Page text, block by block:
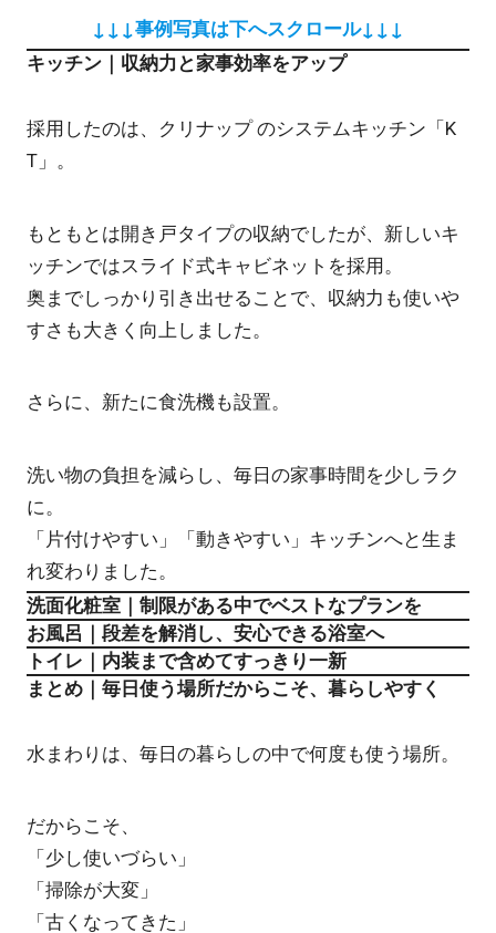
↓↓↓事例写真は下へスクロール↓↓↓
キッチン｜収納力と家事効率をアップ
採用したのは、
クリナップ のシステムキッチン「K
T」 。
もともとは開き戸タイプの収納でしたが、新しいキ
ッチンではスライド式キャビネットを採用。
奥までしっかり引き出せることで、収納力も使いや
すさも大きく向上しました。
さらに、新たに食洗機も設置。
洗い物の負担を減らし、毎日の家事時間を少しラク
に。
「片付けやすい」「動きやすい」キッチンへと生ま
れ変わりました。
洗面化粧室｜制限がある中でベストなプランを
お風呂｜段差を解消し、安心できる浴室へ
トイレ｜内装まで含めてすっきり一新
まとめ｜毎日使う場所だからこそ、暮らしやすく
水まわりは、毎日の暮らしの中で何度も使う場所。
だからこそ、
「少し使いづらい」
「掃除が大変」
「古くなってきた」